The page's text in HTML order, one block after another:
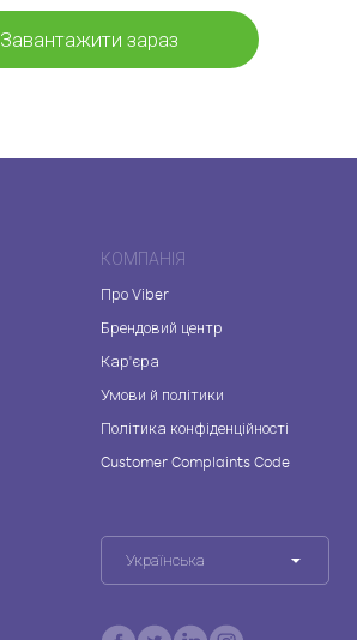
Завантажити зараз
КОМПАНІЯ
Про Viber
Брендовий центр
Кар'єра
Умови й політики
Політика конфіденційності
Customer Complaints Code
Українська